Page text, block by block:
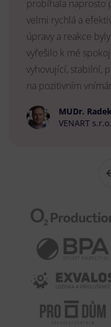
probíhala naprosto
velmi rychlá a
úpravy a reakce
vyřešilo k mé
vyhovující, stabilní,
na pozitivním
MUDr.
VENART s.r.o.